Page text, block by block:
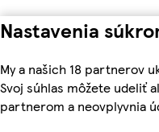
Nastavenia
My a našich 18 partnerov
Svoj súhlas môžete udeliť
partnerom a neovplyvnia